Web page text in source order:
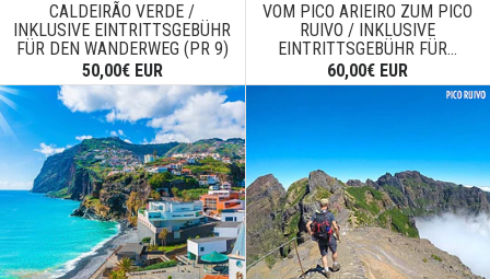
CALDEIRÃO VERDE /
INKLUSIVE EINTRITTSGEBÜHR
FÜR DEN WANDERWEG (PR 9)
50,00€ EUR
VOM PICO ARIEIRO ZUM PICO
RUIVO / INKLUSIVE
EINTRITTSGEBÜHR FÜR...
60,00€ EUR